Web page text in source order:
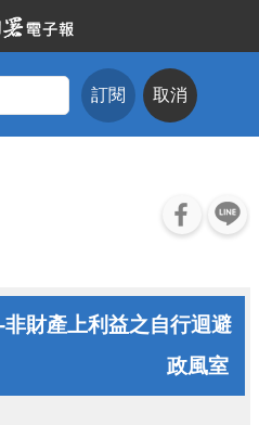
訂閱 取消
財產上利益之自行迴避
政風室